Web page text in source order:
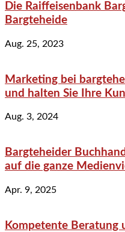
Die Raiffeisenbank
Bargteheide
Aug. 25, 2023
Marketing bei
und halten Sie Ihre
Aug. 3, 2024
Bargteheider
auf die ganze
Apr. 9, 2025
Kompetente Beratung